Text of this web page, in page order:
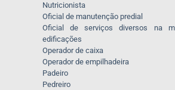
Nutricionista
Oficial de manutenção predial
Oficial de serviços diversos na
edificações
Operador de caixa
Operador de empilhadeira
Padeiro
Pedreiro